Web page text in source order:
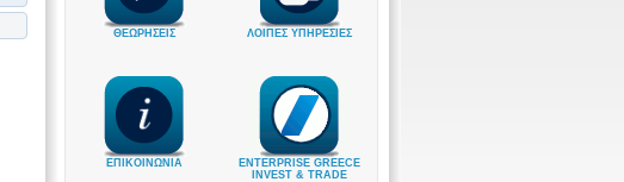
ΘΕΩΡΗΣΕΙΣ ΛΟΙΠΕΣ ΥΠΗΡΕΣΙΕΣ
ΕΠΙΚΟΙΝΩΝΙΑ
ENTERPRISE GREECE
INVEST & TRADE